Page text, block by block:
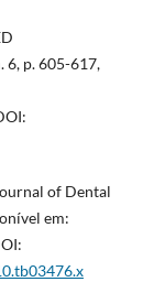
6, p. 605-617,
of Dental
em: